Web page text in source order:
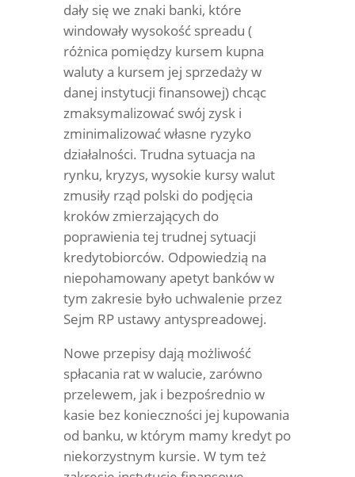
dały się we znaki banki, które
windowały wysokość spreadu (
różnica pomiędzy kursem kupna
waluty a kursem jej sprzedaży w
danej instytucji finansowej) chcąc
zmaksymalizować swój zysk i
zminimalizować własne ryzyko
działalności. Trudna sytuacja na
rynku, kryzys, wysokie kursy walut
zmusiły rząd polski do podjęcia
kroków zmierzających do
poprawienia tej trudnej sytuacji
kredytobiorców. Odpowiedzią na
niepohamowany apetyt banków w
tym zakresie było uchwalenie przez
Sejm RP ustawy antyspreadowej.
Nowe przepisy dają możliwość
spłacania rat w walucie, zarówno
przelewem, jak i bezpośrednio w
kasie bez konieczności jej kupowania
od banku, w którym mamy kredyt po
niekorzystnym kursie. W tym też